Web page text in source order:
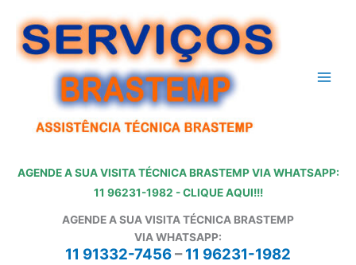
para
conteúdo
AGENDE A SUA VISITA TÉCNICA BRASTEMP VIA WHATSAPP:
11 96231-1982 - CLIQUE AQUI!!!
AGENDE A SUA VISITA TÉCNICA BRASTEMP
VIA WHATSAPP:
11 91332-7456–11 96231-1982